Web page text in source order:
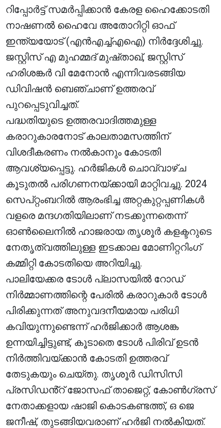
റിപ്പോർട്ട് സമർപ്പിക്കാൻ കേരള ഹൈക്കോടതി
നാഷണൽ ഹൈവേ അതോറിറ്റി ഓഫ്
ഇന്ത്യയോട് (എൻഎച്ച്എഐ) നിർദ്ദേശിച്ചു.
ജസ്റ്റിസ് എ മുഹമ്മദ് മുഷ്താഖ്, ജസ്റ്റിസ്
ഹരിശങ്കർ വി മേനോൻ എന്നിവരടങ്ങിയ
ഡിവിഷൻ ബെഞ്ചാണ് ഉത്തരവ്
പുറപ്പെടുവിച്ചത്.
പദ്ധതിയുടെ ഉത്തരവാദിത്തമുള്ള
കരാറുകാരനോട് കാലതാമസത്തിന്
വിശദീകരണം നൽകാനും കോടതി
ആവശ്യപ്പെട്ടു. ഹർജികൾ ചൊവ്വാഴ്ച
കൂടുതൽ പരിഗണനയ്ക്കായി മാറ്റിവച്ചു. 2024
സെപ്റ്റംബറിൽ ആരംഭിച്ച അറ്റകുറ്റപ്പണികൾ
വളരെ മന്ദഗതിയിലാണ് നടക്കുന്നതെന്ന്
ഓൺലൈനിൽ ഹാജരായ തൃശൂർ കളക്ടറുടെ
നേതൃത്വത്തിലുള്ള ഇടക്കാല മോണിറ്ററിംഗ്
കമ്മിറ്റി കോടതിയെ അറിയിച്ചു.
പാലിയേക്കര ടോൾ പ്ലാസയിൽ റോഡ്
നിർമ്മാണത്തിന്റെ പേരിൽ കരാറുകാർ ടോൾ
പിരിക്കുന്നത് അനുവദനീയമായ പരിധി
കവിയുന്നുണ്ടെന്ന് ഹർജിക്കാർ ആശങ്ക
ഉന്നയിച്ചിട്ടുണ്ട്, കൂടാതെ ടോൾ പിരിവ് ഉടൻ
നിർത്തിവയ്ക്കാൻ കോടതി ഉത്തരവ്
തേടുകയും ചെയ്തു. തൃശൂർ ഡിസിസി
പ്രസിഡൻ്റ് ജോസഫ് താജെറ്റ്, കോൺഗ്രസ്
നേതാക്കളായ ഷാജി കൊടകണ്ടത്ത്, ഒ ജെ
ജനീഷ്, തുടങ്ങിയവരാണ് ഹർജി നൽകിയത്.